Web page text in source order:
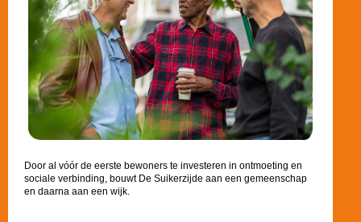
Door al vóór de eerste bewoners te investeren in ontmoeting en
sociale verbinding, bouwt De Suikerzijde aan een gemeenschap
en daarna aan een wijk.